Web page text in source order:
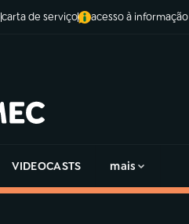
carta de serviço acesso à informação
VIDEOCASTS mais